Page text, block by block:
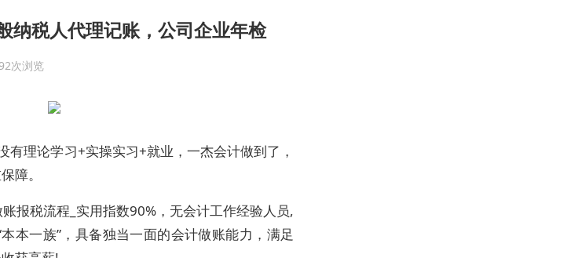
纳税人代理记账，公司企业年检
次浏览
有理论学习+实操实习+就业，一杰会计做到了，
障。
报税流程_实用指数90%，无会计工作经验人员,
本一族”，具备独当一面的会计做账能力，满足